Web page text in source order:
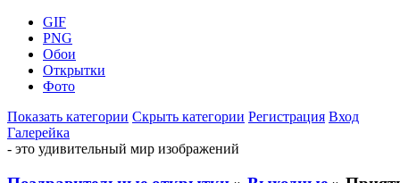
GIF
PNG
Обои
Открытки
Фото
Показать категории Скрыть категории Регистрация Вход
Галерейка
- это удивительный мир изображений